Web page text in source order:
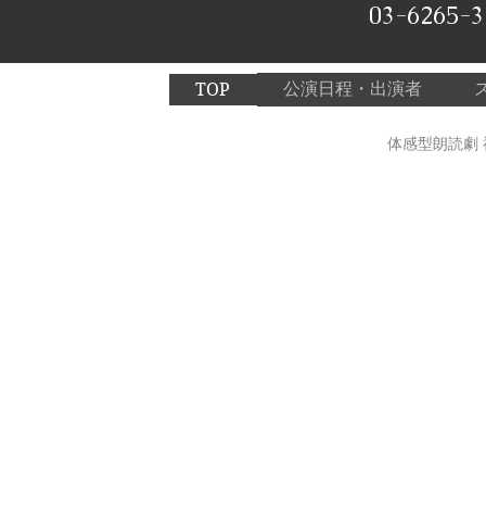
03-6265-
TOP 公演日程・出演者
体感型朗読劇